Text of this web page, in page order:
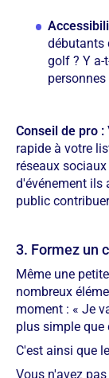
débutants
golf ? Y a-
Conseil de pro :
rapide à votre
réseaux
d'événement ils
public
3. Formez un
Même une
nombreux
moment : « Je
plus simple que
C'est ainsi que
Vous n'avez